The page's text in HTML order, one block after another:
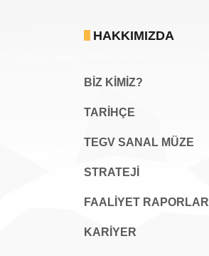
HAKKIMIZDA
BİZ KİMİZ?
TARİHÇE
TEGV SANAL MÜZE
STRATEJİ
FAALİYET RAPORLARI
KARIYER